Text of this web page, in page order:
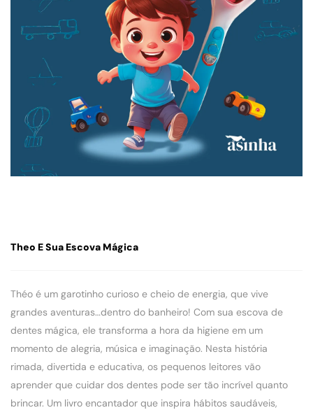
Theo E Sua Escova Mágica
Théo é um garotinho curioso e cheio de energia, que vive
grandes aventuras…dentro do banheiro! Com sua escova de
dentes mágica, ele transforma a hora da higiene em um
momento de alegria, música e imaginação. Nesta história
rimada, divertida e educativa, os pequenos leitores vão
aprender que cuidar dos dentes pode ser tão incrível quanto
brincar. Um livro encantador que inspira hábitos saudáveis,